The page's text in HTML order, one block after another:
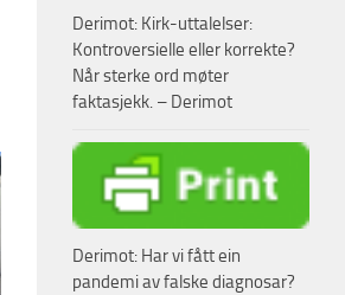
Derimot: Kirk-uttalelser:
Kontroversielle eller korrekte?
Når sterke ord møter
faktasjekk. – Derimot
Derimot: Har vi fått ein
pandemi av falske diagnosar?